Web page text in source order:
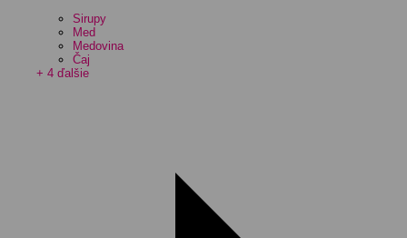
Sirupy
Med
Medovina
Čaj
+ 4 ďalšie